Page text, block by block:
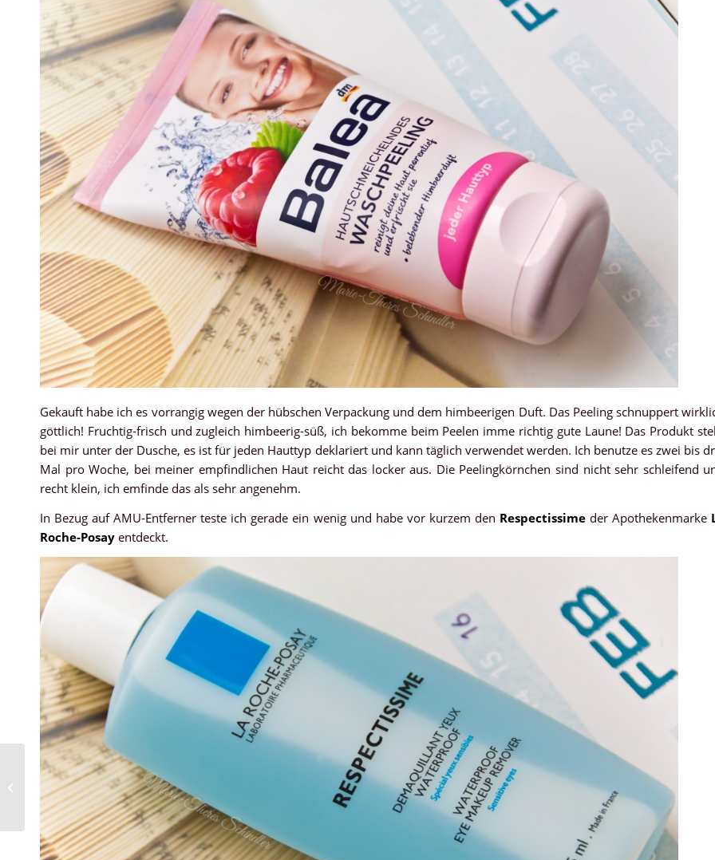
Gekauft habe ich es vorrangig wegen der hübschen Verpackung und dem himbeerigen Duft. Das Peeling schnuppert
göttlich! Fruchtig-frisch und zugleich himbeerig-süß, ich bekomme beim Peelen imme richtig gute Laune! Das Produkt
bei mir unter der Dusche, es ist für jeden Hauttyp deklariert und kann täglich verwendet werden. Ich benutze es zwei bis
Mal pro Woche, bei meiner empfindlichen Haut reicht das locker aus. Die Peelingkörnchen sind nicht sehr schleifend
recht klein, ich emfinde das als sehr angenehm.
In Bezug auf AMU-Entferner teste ich gerade ein wenig und habe vor kurzem den Respectissimeder Apothekenmarke
Roche-Posay entdeckt.
Clinique – Cheek Pop
„Peach Pop“